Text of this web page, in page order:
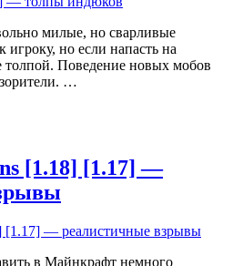
милые, но сварливые
но если напасть на
толпой. Поведение новых мобов
…
[1.18] [1.17] —
в Майнкрафт немного